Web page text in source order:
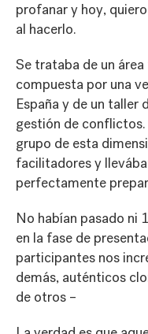
profanar y hoy,
al hacerlo.
Se trataba de un
compuesta por una
España y de un taller
gestión de conflictos.
grupo de esta
facilitadores y
perfectamente
No habían pasado ni
en la fase de
participantes nos
demás, auténticos
de otros –